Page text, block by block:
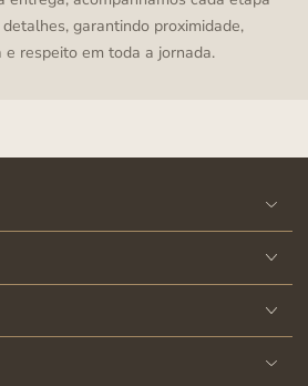
garantindo proximidade,
e respeito em toda a jornada.